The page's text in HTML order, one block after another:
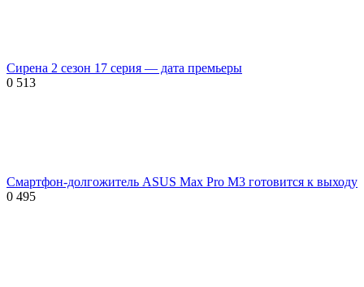
Сирена 2 сезон 17 серия — дата премьеры
0 513
Смартфон-долгожитель ASUS Max Pro M3 готовится к выходу
0 495